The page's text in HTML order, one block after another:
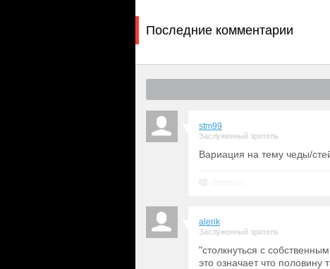
Последние комментарии
stm99
Заслуженный зритель
Вариация на тему чеды/
alerik
Заслуженный зритель
"столкнуться с
это означает что половину